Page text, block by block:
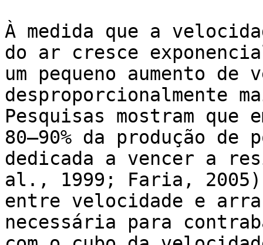
À medida que a
do ar cresce
um pequeno aumento
desproporcionalmente
Pesquisas mostram
80–90% da produção
dedicada a vencer a
al., 1999; Faria,
entre velocidade e
necessária para